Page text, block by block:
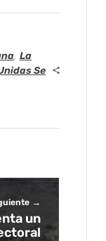
, La
Se
un